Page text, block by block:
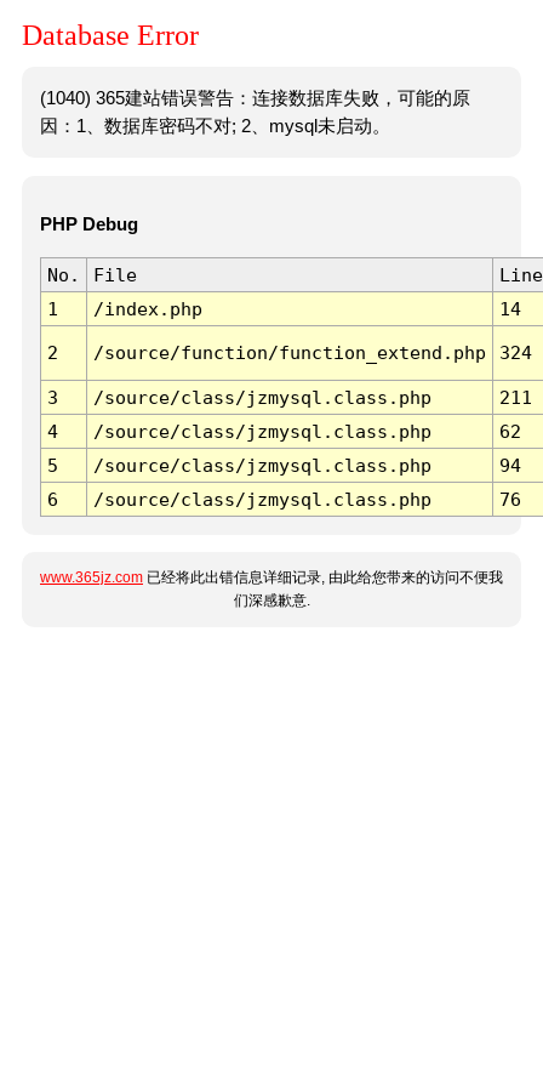
Database Error
(1040) 365建站错误警告：连接数据库失败，可能的原
因：1、数据库密码不对; 2、mysql未启动。
PHP Debug
No. File
Line
1
/index.php 14
2 /source/function/function_extend.php 324
3 /source/class/jzmysql.class.php
211
4
/source/class/jzmysql.class.php
62
5
/source/class/jzmysql.class.php
94
6
/source/class/jzmysql.class.php 76
www.365jz.com 已经将此出错信息详细记录, 由此给您带来的访问不便我
们深感歉意.